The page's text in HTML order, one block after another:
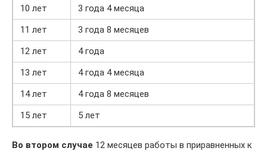
10 лет
3 года 4 месяца
11 лет
3 года 8 месяцев
12 лет
4 года
13 лет
4 года 4 месяца
14 лет
4 года 8 месяцев
15 лет
5 лет
Во втором случае 12 месяцев работы в приравненных к